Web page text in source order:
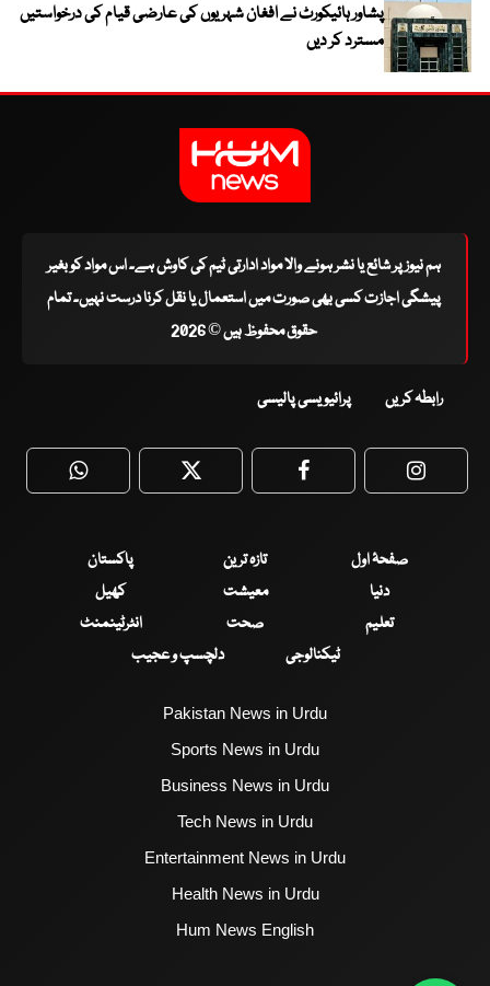
پشاور ہائیکورٹ نے افغان شہریوں کی عارضی قیام کی درخواستیں
مسترد کر دیں
ہم نیوز پر شائع یا نشر ہونے والا مواد ادارتی ٹیم کی کاوش ہے۔ اس مواد کو بغیر
پیشگی اجازت کسی بھی صورت میں استعمال یا نقل کرنا درست نہیں۔ تمام
حقوق محفوظ ہیں © 2026
رابطہ کریں پرائیویسی پالیسی
WhatsApp Twitter Facebook
صفحۂ اول تازہ ترین
پاکستان
دنیا
معیشت
کھیل
تعلیم
صحت
انٹرٹینمنٹ
ٹیکنالوجی
دلچسپ و عجیب
Pakistan News in Urdu
Sports News in Urdu
Business News in Urdu
Tech News in Urdu
Entertainment News in Urdu
Health News in Urdu
Hum News English